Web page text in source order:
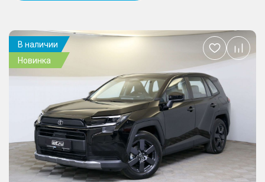
В наличии
Новинка
Добавить
в